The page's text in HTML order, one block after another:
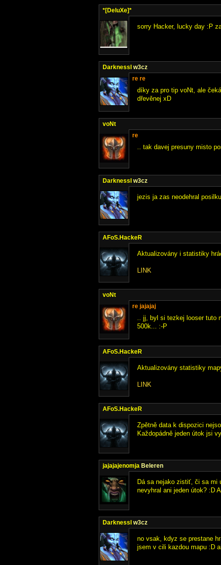
*[DeluXe]*
sorry Hacker, lucky day :P
DarknessI w3cz
re re
díky za pro tip voNt, ale
dřevěnej xD
voNt
re
.. tak davej presuny misto
DarknessI w3cz
jezis ja zas neodehral
AFoS.HackeR
Aktualizovány i statistiky
LINK
voNt
re jajajaj
.. jj, byl si tezkej looser tuto
500k... :-P
AFoS.HackeR
Aktualizovány statistiky
LINK
AFoS.HackeR
Zpětně data k dispozici
Každopádně jeden útok jsi
jajajajenomja Beleren
Dá sa nejako zistiť, či sa mi
nevyhral ani jeden útok? :D
DarknessI w3cz
no vsak, kdyz se prestane
jsem v cili kazdou mapu :D